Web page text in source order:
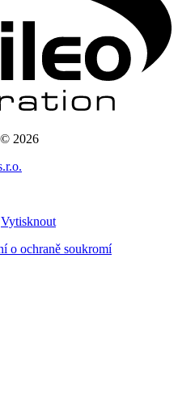
2026
Vytisknout
o ochraně soukromí